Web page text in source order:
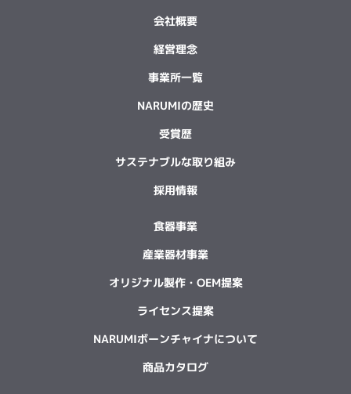
会社概要
経営理念
事業所一覧
NARUMIの歴史
受賞歴
サステナブルな取り組み
採用情報
食器事業
産業器材事業
オリジナル製作・OEM提案
ライセンス提案
NARUMIボーンチャイナについて
商品カタログ